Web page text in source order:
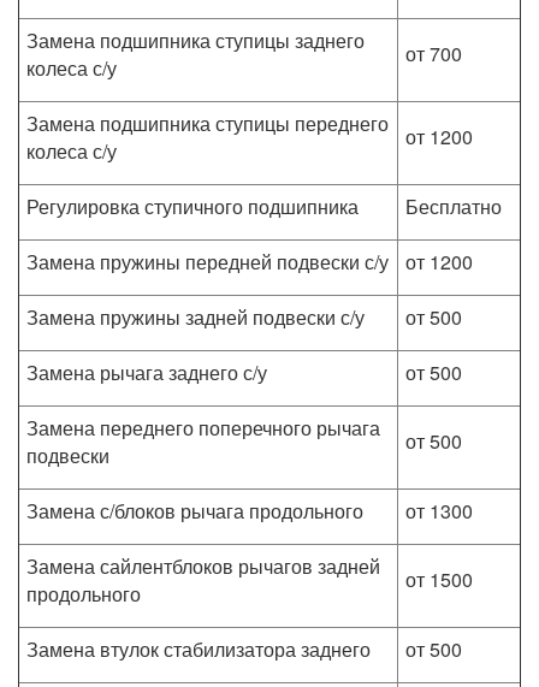
Замена подшипника ступицы заднего
колеса с/у
от 700
Замена подшипника ступицы переднего
колеса с/у
от 1200
Регулировка ступичного подшипника
Бесплатно
Замена пружины передней подвески с/у
от 1200
Замена пружины задней подвески с/у
от 500
Замена рычага заднего с/у
от 500
Замена переднего поперечного рычага
подвески
от 500
Замена с/блоков рычага продольного
от 1300
Замена сайлентблоков рычагов задней
продольного
от 1500
Замена втулок стабилизатора заднего
от 500